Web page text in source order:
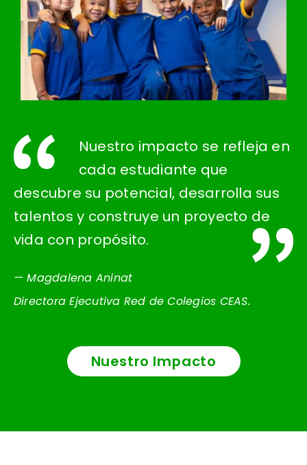
Nuestro impacto se refleja en
cada estudiante que
descubre su potencial, desarrolla sus
talentos y construye un proyecto de
vida con propósito.
— Magdalena Aninat
Directora Ejecutiva Red de Colegios CEAS.
Nuestro Impacto